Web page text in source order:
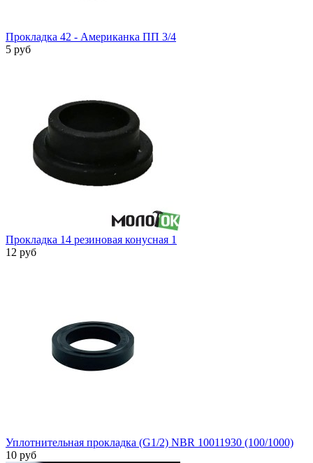
Прокладка 42 - Американка ПП 3/4
5 руб
Прокладка 14 резиновая конусная 1
12 руб
Уплотнительная прокладка (G1/2) NBR 10011930 (100/1000)
10 руб